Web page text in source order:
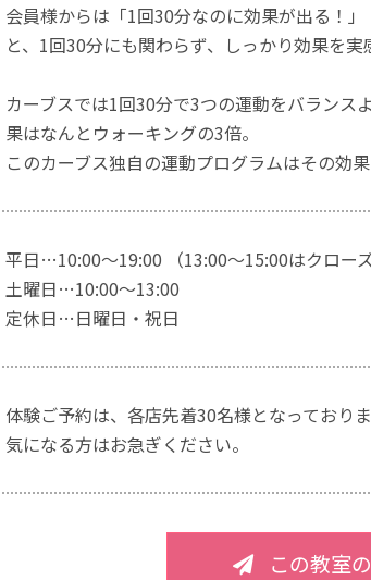
会員様からは「1回30分なのに効果が出る！
と、1回30分にも関わらず、しっかり効果を実
カーブスでは1回30分で3つの運動をバラン
果はなんとウォーキングの3倍。
このカーブス独自の運動プログラムはその効
平日…10:00～19:00 （13:00～15:00はクローズ
土曜日…10:00～13:00
定休日…日曜日・祝日
体験ご予約は、各店先着30名様となっておりま
気になる方はお急ぎください。
この教室